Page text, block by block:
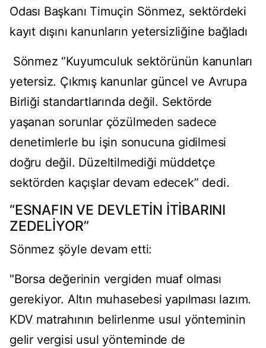
Odası Başkanı Timuçin Sönmez, sektördeki
kayıt dışını kanunların yetersizliğine bağladı
Sönmez “Kuyumculuk sektörünün kanunları
yetersiz. Çıkmış kanunlar güncel ve Avrupa
Birliği standartlarında değil. Sektörde
yaşanan sorunlar çözülmeden sadece
denetimlerle bu işin sonucuna gidilmesi
doğru değil. Düzeltilmediği müddetçe
sektörden kaçışlar devam edecek” dedi.
“ESNAFIN VE DEVLETİN İTİBARINI
ZEDELİYOR”
Sönmez şöyle devam etti:
"Borsa değerinin vergiden muaf olması
gerekiyor. Altın muhasebesi yapılması lazım.
KDV matrahının belirlenme usul yönteminin
gelir vergisi usul yönteminde de